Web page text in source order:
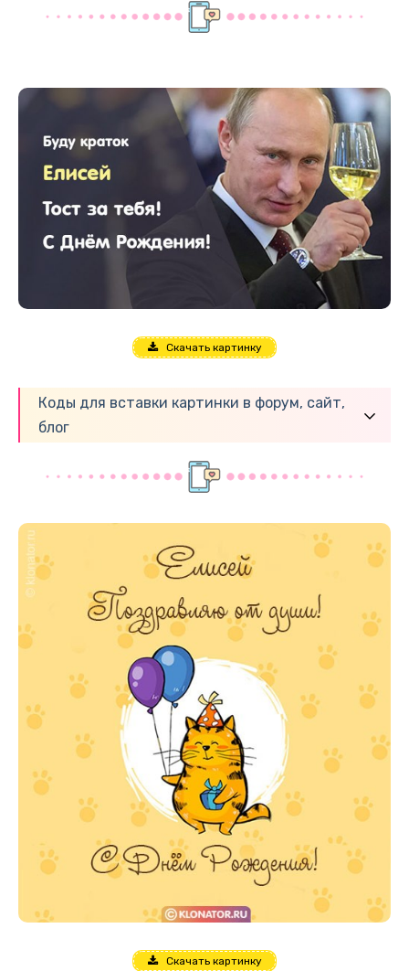
Скачать картинку
Коды для вставки картинки в форум, сайт,
блог
Скачать картинку